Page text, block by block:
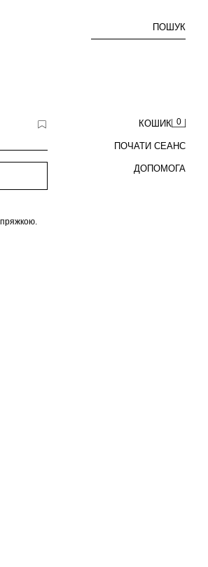
ПОШУК
КОШИК 0
ПОЧАТИ СЕАНС
ДОПОМОГА
пряжкою.